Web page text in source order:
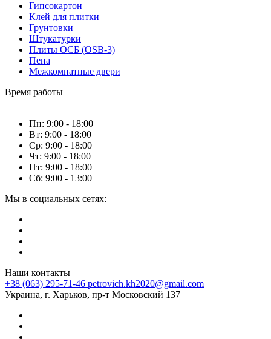
Гипсокартон
Клей для плитки
Грунтовки
Штукатурки
Плиты ОСБ (OSB-3)
Пена
Межкомнатные двери
Время работы
Пн: 9:00 - 18:00
Вт: 9:00 - 18:00
Ср: 9:00 - 18:00
Чт: 9:00 - 18:00
Пт: 9:00 - 18:00
Сб: 9:00 - 13:00
Мы в социальных сетях:
Наши контакты
+38 (063) 295-71-46 petrovich.kh2020@gmail.com
Украина, г. Харьков, пр-т Московский 137